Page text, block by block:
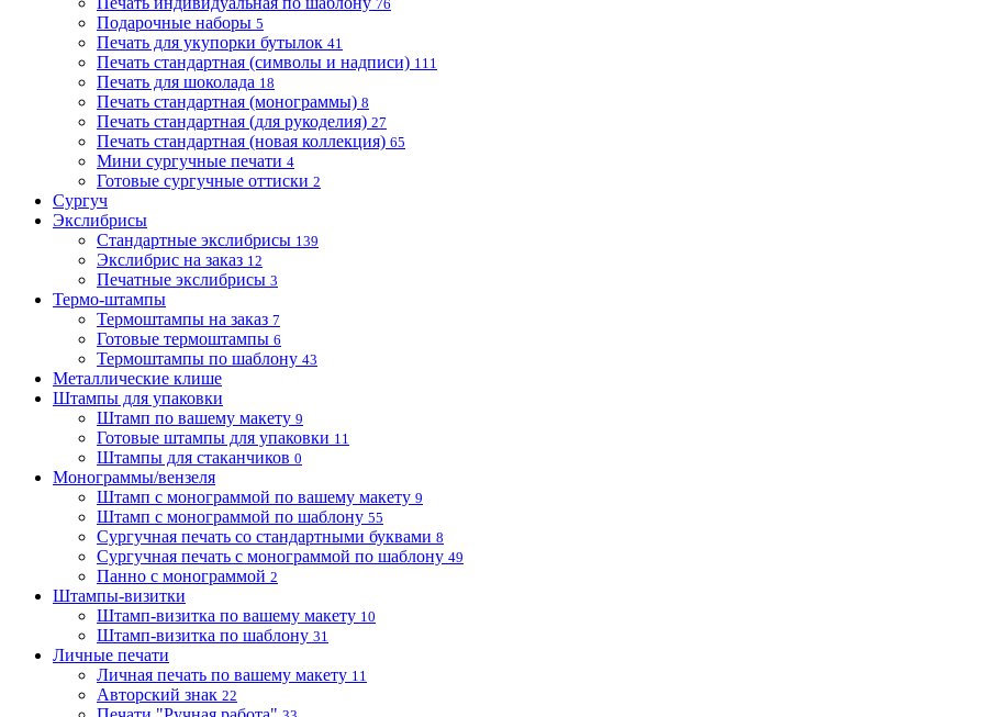
76
Подарочные наборы 5
Печать для укупорки бутылок 41
Печать стандартная (символы и надписи) 111
Печать для шоколада 18
Печать стандартная (монограммы) 8
Печать стандартная (для рукоделия) 27
Печать стандартная (новая коллекция) 65
Мини сургучные печати 4
Готовые сургучные оттиски 2
Сургуч
Экслибрисы
Стандартные экслибрисы 139
Экслибрис на заказ 12
Печатные экслибрисы 3
Термо-штампы
Термоштампы на заказ 7
Готовые термоштампы 6
Термоштампы по шаблону 43
Металлические клише
Штампы для упаковки
Штамп по вашему макету 9
Готовые штампы для упаковки 11
Штампы для стаканчиков 0
Монограммы/вензеля
Штамп с монограммой по вашему макету 9
Штамп с монограммой по шаблону 55
Сургучная печать со стандартными буквами 8
Сургучная печать с монограммой по шаблону 49
Панно с монограммой 2
Штампы-визитки
Штамп-визитка по вашему макету 10
Штамп-визитка по шаблону 31
Личные печати
Личная печать по вашему макету 11
Авторский знак 22